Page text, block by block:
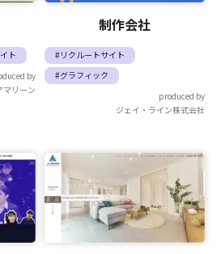
ト
by
マリーン
制作会社
#リクルートサイト
#グラフィック
produced by
ジェイ・ライン株式会社